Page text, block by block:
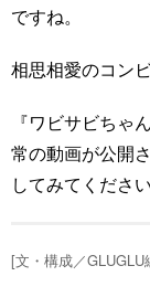
ですね。
相思相愛のコン
『ワビサビちゃ
常の動画が公開
してみてください
[文・構成／GLUGLU